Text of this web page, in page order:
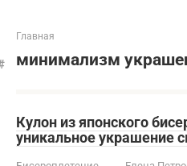
Главная
минимализм
Кулон из японского
уникальное украшение